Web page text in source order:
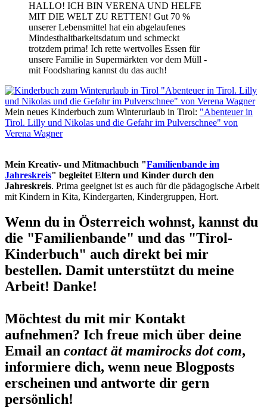
HALLO! ICH BIN VERENA UND HELFE
MIT DIE WELT ZU RETTEN! Gut 70 %
unserer Lebensmittel hat ein abgelaufenes
Mindesthaltbarkeitsdatum und schmeckt
trotzdem prima! Ich rette wertvolles Essen für
unsere Familie in Supermärkten vor dem Müll -
mit Foodsharing kannst du das auch!
Mein neues Kinderbuch zum Winterurlaub in Tirol: "Abenteuer in
Tirol. Lilly und Nikolas und die Gefahr im Pulverschnee" von
Verena Wagner
Mein Kreativ- und Mitmachbuch "Familienbande im
Jahreskreis" begleitet Eltern und Kinder durch den
Jahreskreis. Prima geeignet ist es auch für die pädagogische Arbeit
mit Kindern in Kita, Kindergarten, Kindergruppen, Hort.
Wenn du in Österreich wohnst, kannst du
die "Familienbande" und das "Tirol-
Kinderbuch" auch direkt bei mir
bestellen. Damit unterstützt du meine
Arbeit! Danke!
Möchtest du mit mir Kontakt
aufnehmen? Ich freue mich über deine
Email an contact ät mamirocks dot com,
informiere dich, wenn neue Blogposts
erscheinen und antworte dir gern
persönlich!